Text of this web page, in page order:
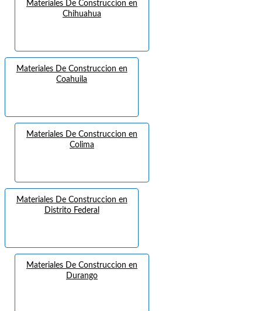
Materiales De Construccion en
Chihuahua
Materiales De Construccion en
Coahuila
Materiales De Construccion en
Colima
Materiales De Construccion en
Distrito Federal
Materiales De Construccion en
Durango